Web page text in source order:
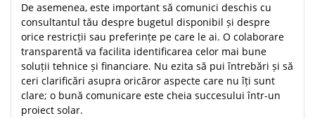
De asemenea, este important să comunici deschis cu
consultantul tău despre bugetul disponibil și despre
orice restricții sau preferințe pe care le ai. O colaborare
transparentă va facilita identificarea celor mai bune
soluții tehnice și financiare. Nu ezita să pui întrebări și să
ceri clarificări asupra oricăror aspecte care nu îți sunt
clare; o bună comunicare este cheia succesului într-un
proiect solar.